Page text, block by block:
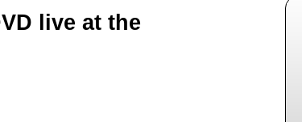
live at the